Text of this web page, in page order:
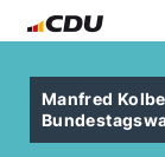
Manfred